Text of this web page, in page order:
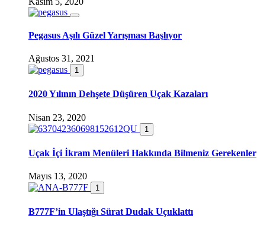
Pegasus Aşılı Güzel Yarışması Başlıyor
Ağustos 31, 2021
1
2020 Yılının Dehşete Düşüren Uçak Kazaları
Nisan 23, 2020
1
Uçak İçi İkram Menüleri Hakkında Bilmeniz Gerekenler
Mayıs 13, 2020
1
B777F’in Ulaştığı Sürat Dudak Uçuklattı